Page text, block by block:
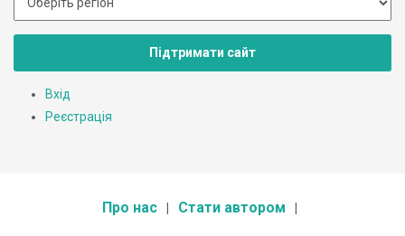
Підтримати сайт
Вхід
Реєстрація
Про нас Стати автором